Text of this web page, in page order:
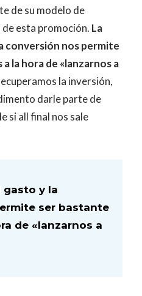
de su modelo de
esta promoción. La
conversión nos permite
la hora de «lanzarnos a
la inversión,
darle parte de
si all final nos sale
gasto y la
ser bastante
de «lanzarnos a